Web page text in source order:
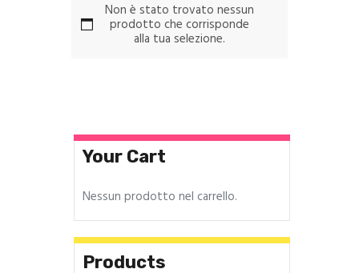
Non è stato trovato nessun
prodotto che corrisponde
alla tua selezione.
Your Cart
Nessun prodotto nel carrello.
Products